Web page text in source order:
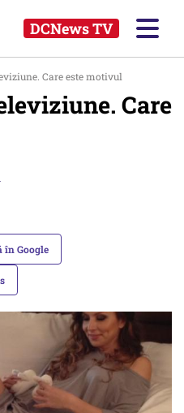
DCNews TV
Care este motivul
Care
în Google